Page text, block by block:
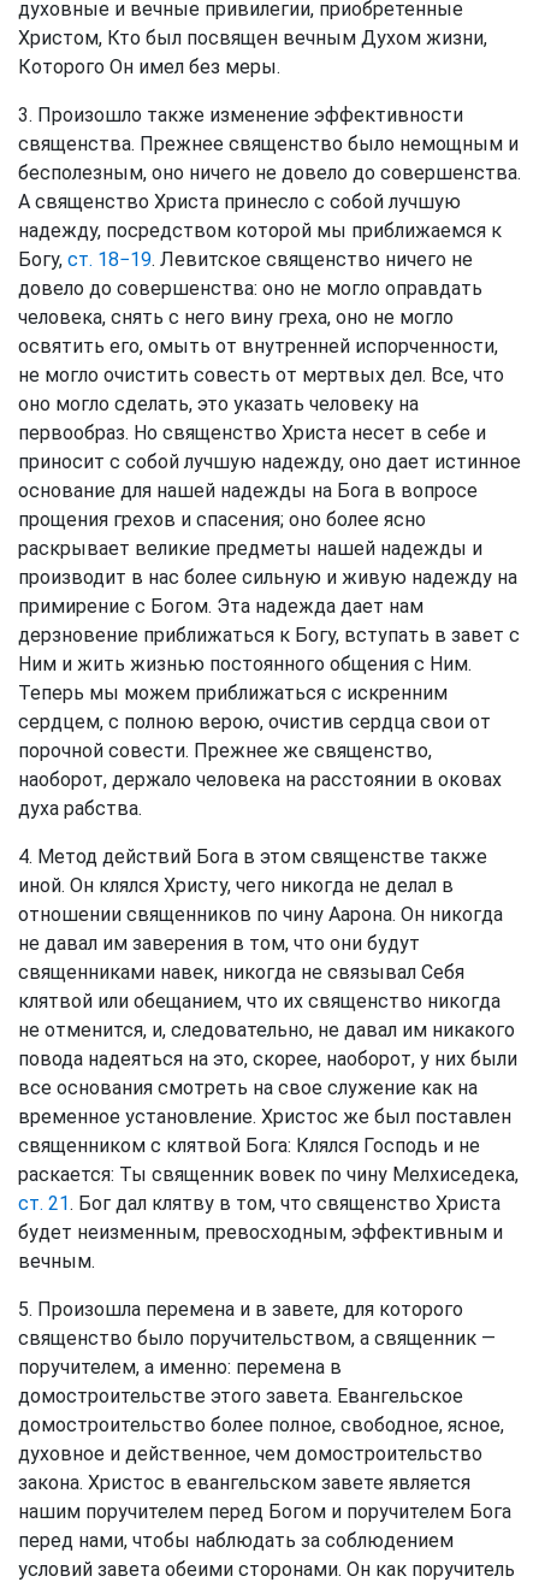
духовные и вечные привилегии, приобретенные
Христом, Кто был посвящен вечным Духом жизни,
Которого Он имел без меры.
3. Произошло также изменение эффективности
священства. Прежнее священство было немощным и
бесполезным, оно ничего не довело до совершенства.
А священство Христа принесло с собой лучшую
надежду, посредством которой мы приближаемся к
Богу, ст. 18−19. Левитское священство ничего не
довело до совершенства: оно не могло оправдать
человека, снять с него вину греха, оно не могло
освятить его, омыть от внутренней испорченности,
не могло очистить совесть от мертвых дел. Все, что
оно могло сделать, это указать человеку на
первообраз. Но священство Христа несет в себе и
приносит с собой лучшую надежду, оно дает истинное
основание для нашей надежды на Бога в вопросе
прощения грехов и спасения; оно более ясно
раскрывает великие предметы нашей надежды и
производит в нас более сильную и живую надежду на
примирение с Богом. Эта надежда дает нам
дерзновение приближаться к Богу, вступать в завет с
Ним и жить жизнью постоянного общения с Ним.
Теперь мы можем приближаться с искренним
сердцем, с полною верою, очистив сердца свои от
порочной совести. Прежнее же священство,
наоборот, держало человека на расстоянии в оковах
духа рабства.
4. Метод действий Бога в этом священстве также
иной. Он клялся Христу, чего никогда не делал в
отношении священников по чину Аарона. Он никогда
не давал им заверения в том, что они будут
священниками навек, никогда не связывал Себя
клятвой или обещанием, что их священство никогда
не отменится, и, следовательно, не давал им никакого
повода надеяться на это, скорее, наоборот, у них были
все основания смотреть на свое служение как на
временное установление. Христос же был поставлен
священником с клятвой Бога: Клялся Господь и не
раскается: Ты священник вовек по чину Мелхиседека,
ст. 21. Бог дал клятву в том, что священство Христа
будет неизменным, превосходным, эффективным и
вечным.
5. Произошла перемена и в завете, для которого
священство было поручительством, а священник —
поручителем, а именно: перемена в
домостроительстве этого завета. Евангельское
домостроительство более полное, свободное, ясное,
духовное и действенное, чем домостроительство
закона. Христос в евангельском завете является
нашим поручителем перед Богом и поручителем Бога
перед нами, чтобы наблюдать за соблюдением
условий завета обеими сторонами. Он как поручитель